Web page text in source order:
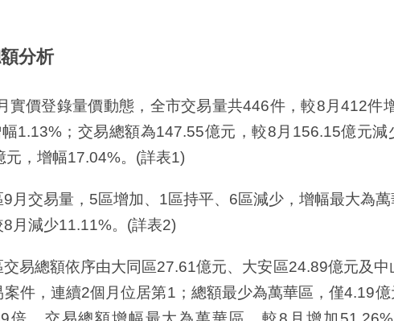
分析
價登錄量價動態，全市交易量共446件，較8月412件
1.13%；交易總額為147.55億元，較8月156.15億元
元，增幅17.04%。(詳表1)
交易量，5區增加、1區持平、6區減少，增幅最大為萬
月減少11.11%。(詳表2)
總額依序由大同區27.61億元、大安區24.89億元及中
件，連續2個月位居第1；總額最少為萬華區，僅4.19